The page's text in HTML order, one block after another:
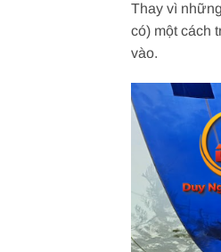
Thay vì
có) một cách
vào.